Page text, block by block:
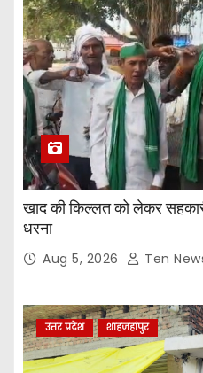
खाद की किल्लत को लेकर
धरना
Aug 5, 2026 Ten
उत्तर प्रदेश शाहजहांपुर